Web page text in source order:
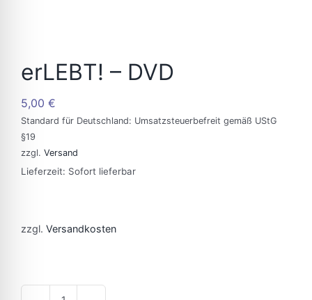
erLEBT! – DVD
5,00 €
Standard für Deutschland: Umsatzsteuerbefreit gemäß UStG
§19
zzgl. Versand
Lieferzeit: Sofort lieferbar
zzgl. Versandkosten